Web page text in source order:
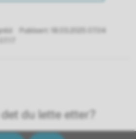
Publisert
18.03.2025 07.04
du lette etter?